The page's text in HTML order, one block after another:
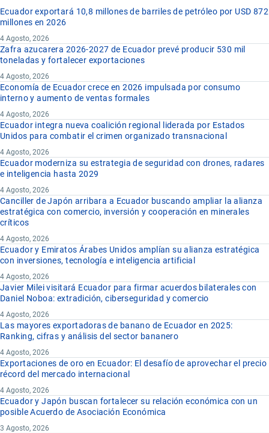
Ecuador exportará 10,8 millones de barriles de petróleo por USD 872
millones en 2026
4 Agosto, 2026
Zafra azucarera 2026-2027 de Ecuador prevé producir 530 mil
toneladas y fortalecer exportaciones
4 Agosto, 2026
Economía de Ecuador crece en 2026 impulsada por consumo
interno y aumento de ventas formales
4 Agosto, 2026
Ecuador integra nueva coalición regional liderada por Estados
Unidos para combatir el crimen organizado transnacional
4 Agosto, 2026
Ecuador moderniza su estrategia de seguridad con drones, radares
e inteligencia hasta 2029
4 Agosto, 2026
Canciller de Japón arribara a Ecuador buscando ampliar la alianza
estratégica con comercio, inversión y cooperación en minerales
críticos
4 Agosto, 2026
Ecuador y Emiratos Árabes Unidos amplían su alianza estratégica
con inversiones, tecnología e inteligencia artificial
4 Agosto, 2026
Javier Milei visitará Ecuador para firmar acuerdos bilaterales con
Daniel Noboa: extradición, ciberseguridad y comercio
4 Agosto, 2026
Las mayores exportadoras de banano de Ecuador en 2025:
Ranking, cifras y análisis del sector bananero
4 Agosto, 2026
Exportaciones de oro en Ecuador: El desafío de aprovechar el precio
récord del mercado internacional
4 Agosto, 2026
Ecuador y Japón buscan fortalecer su relación económica con un
posible Acuerdo de Asociación Económica
3 Agosto, 2026